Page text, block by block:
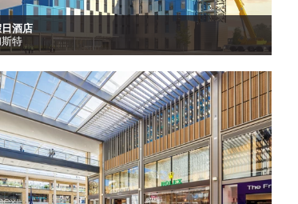
酒店
特